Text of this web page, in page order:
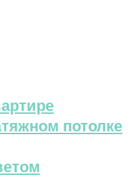
потолке